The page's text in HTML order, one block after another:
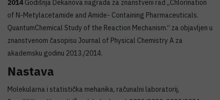
2014 Godišnja Dekanova nagrada za znanstveni rad „Chlorination
of N-Metylacetamide and Amide- Containing Pharmaceuticals.
QuantumChemical Study of the Reaction Mechanism.“ za objavljen u
znanstvenom časopisu Journal of Physical Chemistry A za
akademsku godinu 2013./2014.
Nastava
Molekularna i statistička mehanika, računalni laboratorij,